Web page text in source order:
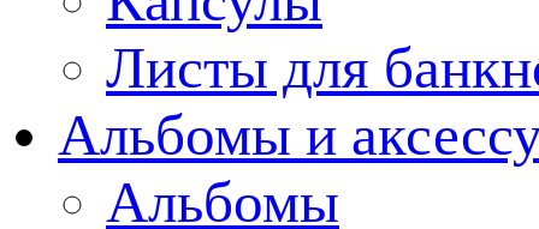
Листы для
Альбомы и
Альбомы